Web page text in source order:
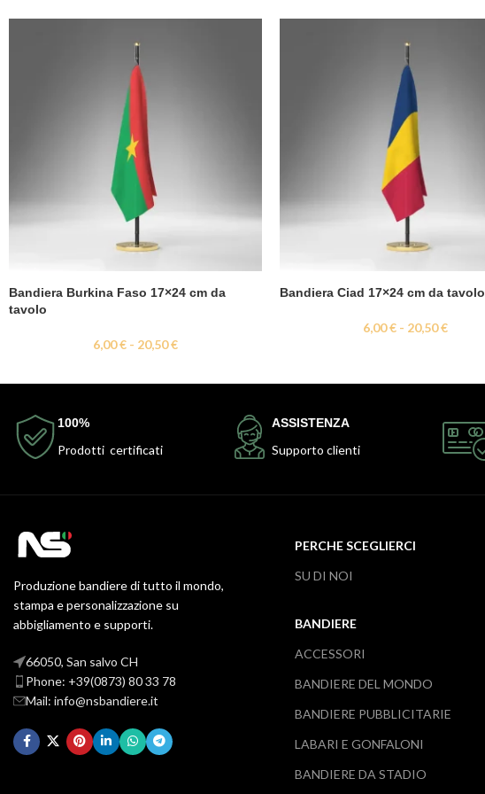
Bandiera Burkina Faso 17×24 cm da
tavolo
6,00€ - 20,50€
Bandiera Ciad 17×24 cm da tavolo
6,00€ - 20,50€
100%
Prodotti certificati
ASSISTENZA
Supporto clienti
Produzione bandiere di tutto il mondo,
stampa e personalizzazione su
abbigliamento e supporti.
66050, San salvo CH
Phone: +39(0873) 80 33 78
Mail: info@nsbandiere.it
PERCHE SCEGLIERCI
SU DI NOI
BANDIERE
ACCESSORI
BANDIERE DEL MONDO
BANDIERE PUBBLICITARIE
LABARI E GONFALONI
BANDIERE DA STADIO